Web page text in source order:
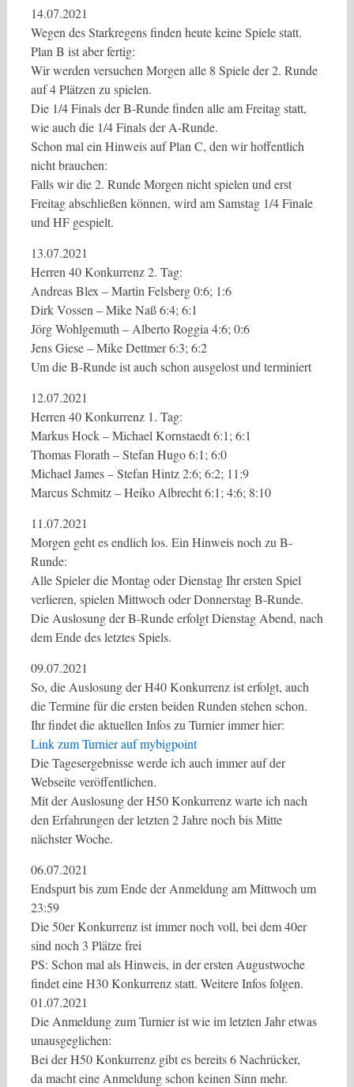
14.07.2021
Wegen des Starkregens finden heute keine Spiele statt.
Plan B ist aber fertig:
Wir werden versuchen Morgen alle 8 Spiele der 2. Runde
auf 4 Plätzen zu spielen.
Die 1/4 Finals der B-Runde finden alle am Freitag statt,
wie auch die 1/4 Finals der A-Runde.
Schon mal ein Hinweis auf Plan C, den wir hoffentlich
nicht brauchen:
Falls wir die 2. Runde Morgen nicht spielen und erst
Freitag abschließen können, wird am Samstag 1/4 Finale
und HF gespielt.
13.07.2021
Herren 40 Konkurrenz 2. Tag:
Andreas Blex – Martin Felsberg 0:6; 1:6
Dirk Vossen – Mike Naß 6:4; 6:1
Jörg Wohlgemuth – Alberto Roggia 4:6; 0:6
Jens Giese – Mike Dettmer 6:3; 6:2
Um die B-Runde ist auch schon ausgelost und terminiert
12.07.2021
Herren 40 Konkurrenz 1. Tag:
Markus Hock – Michael Kornstaedt 6:1; 6:1
Thomas Florath – Stefan Hugo 6:1; 6:0
Michael James – Stefan Hintz 2:6; 6:2; 11:9
Marcus Schmitz – Heiko Albrecht 6:1; 4:6; 8:10
11.07.2021
Morgen geht es endlich los. Ein Hinweis noch zu B-
Runde:
Alle Spieler die Montag oder Dienstag Ihr ersten Spiel
verlieren, spielen Mittwoch oder Donnerstag B-Runde.
Die Auslosung der B-Runde erfolgt Dienstag Abend, nach
dem Ende des letztes Spiels.
09.07.2021
So, die Auslosung der H40 Konkurrenz ist erfolgt, auch
die Termine für die ersten beiden Runden stehen schon.
Ihr findet die aktuellen Infos zu Turnier immer hier:
Link zum Turnier auf mybigpoint
Die Tagesergebnisse werde ich auch immer auf der
Webseite veröffentlichen.
Mit der Auslosung der H50 Konkurrenz warte ich nach
den Erfahrungen der letzten 2 Jahre noch bis Mitte
nächster Woche.
06.07.2021
Endspurt bis zum Ende der Anmeldung am Mittwoch um
23:59
Die 50er Konkurrenz ist immer noch voll, bei dem 40er
sind noch 3 Plätze frei
PS: Schon mal als Hinweis, in der ersten Augustwoche
findet eine H30 Konkurrenz statt. Weitere Infos folgen.
01.07.2021
Die Anmeldung zum Turnier ist wie im letzten Jahr etwas
unausgeglichen:
Bei der H50 Konkurrenz gibt es bereits 6 Nachrücker,
da macht eine Anmeldung schon keinen Sinn mehr.